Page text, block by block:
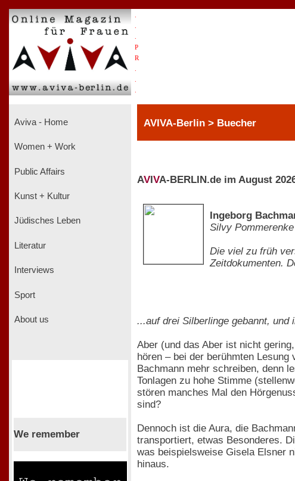
P
R
Aviva - Home
Women + Work
Public Affairs
Kunst + Kultur
Jüdisches Leben
Literatur
Interviews
Sport
About us
We remember
AVIVA-Berlin > Buecher
AV VA-BERLIN.de im August
Ingeborg
Silvy Pommerenke
Die viel zu früh
Zeitdokumenten.
...auf drei Silberlinge gebannt, und
Aber (und das Aber ist nicht
hören – bei der berühmten Lesung
Bachmann mehr schreiben, denn
Tonlagen zu hohe Stimme
stören manches Mal den
sind?
Dennoch ist die Aura, die
transportiert, etwas Besonderes.
was beispielsweise Gisela Elsner
hinaus.